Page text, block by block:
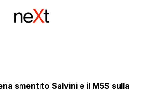
smentito Salvini e il M5S sulla